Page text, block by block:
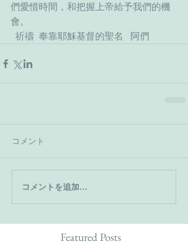
們愛惜時間，和把握上帝給予我們的機
會。
  祈禱  奉靠耶穌基督的聖名   阿們
コメント
コメントを追加…
Featured Posts